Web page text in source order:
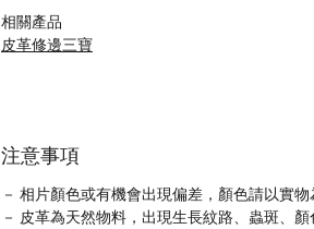
相關產品
皮革修邊三寶
注意事項
－ 相片顏色或有機會出現偏差，顏色請以實物
－ 皮革為天然物料，出現生長紋路、蟲斑、顏